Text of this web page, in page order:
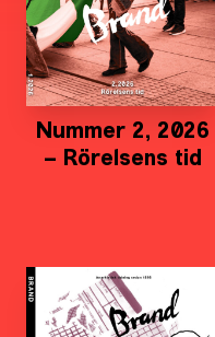
Nummer 2, 2026
– Rörelsens tid